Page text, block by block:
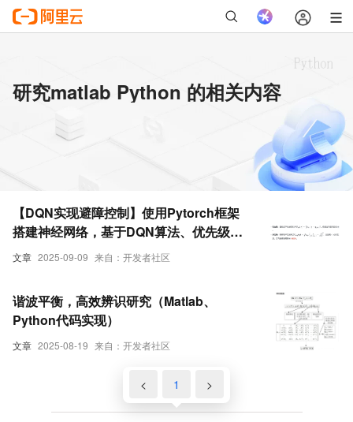
研究matlab Python 的相关内容
文章 2025-09-09 来自：开发者社区
【DQN实现避障控制】使用Pytorch框架
搭建神经网络，基于DQN算法、优先级采
样的DQN算法、DQN + 人工势场实现避障
文章 2025-08-19 来自：开发者社区
谐波平衡，高效辨识研究（Matlab、
Python代码实现）
< 1 >